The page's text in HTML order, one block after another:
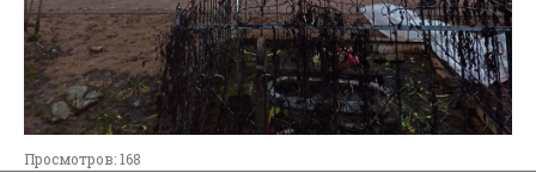
Просмотров: 168